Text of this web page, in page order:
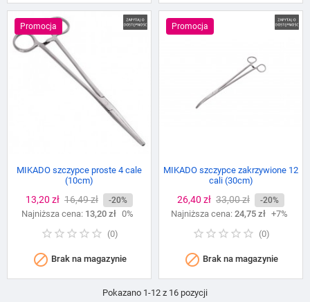
Promocja
MIKADO szczypce proste 4 cale
(10cm)
Cena
13,20 zł Cena
podstawowa
16,49 zł -20%
Najniższa cena: 13,20 zł 0%
(0)
 Brak na magazynie
Promocja
MIKADO szczypce zakrzywione 12
cali (30cm)
Cena
26,40 zł Cena
podstawowa
33,00 zł -20%
Najniższa cena: 24,75 zł +7%
(0)
 Brak na magazynie
Pokazano 1-12 z 16 pozycji